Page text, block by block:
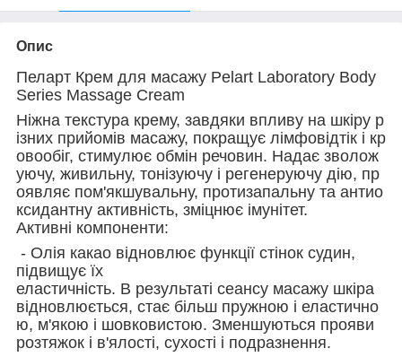
Опис
Пеларт Крем для масажу Pelart Laboratory Body
Series Massage Cream
Ніжна текстура крему, завдяки впливу на шкіру р
ізних прийомів масажу, покращує лімфовідтік і кр
овообіг, стимулює обмін речовин. Надає зволож
уючу, живильну, тонізуючу і регенеруючу дію, пр
оявляє пом'якшувальну, протизапальну та антио
ксидантну активність, зміцнює імунітет.
Активні компоненти:
- Олія какао відновлює функції стінок судин,
підвищує їх
еластичність. В результаті сеансу масажу шкіра
відновлюється, стає більш пружною і еластично
ю, м'якою і шовковистою. Зменшуються прояви
розтяжок і в'ялості, сухості і подразнення.